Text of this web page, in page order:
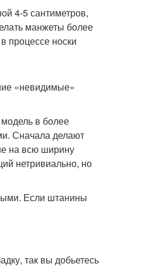
4-5 сантиметров,
манжеты более
процессе носки
«невидимые»
в более
Сначала делают
на всю ширину
нетривиально, но
Если штанины
так вы добьетесь